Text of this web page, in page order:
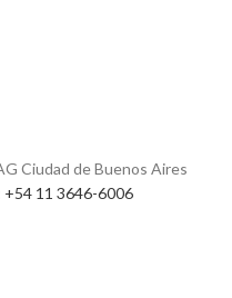
Ciudad de Buenos Aires
11 3646-6006